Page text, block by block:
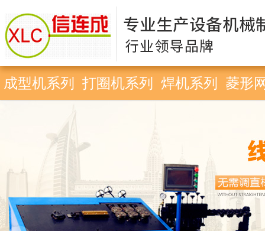
成型机系列 打圈机系列 焊机系列 菱形